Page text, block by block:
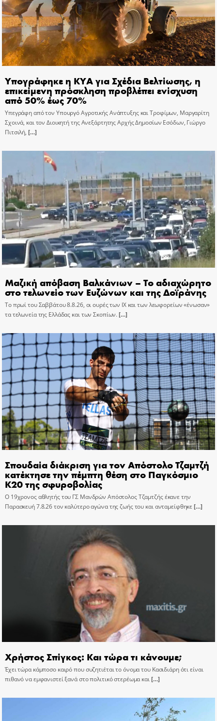
Υπογράφηκε η ΚΥΑ για Σχέδια Βελτίωσης, η
επικείμενη πρόσκληση προβλέπει ενίσχυση
από 50% έως 70%
Υπεγράφη από τον Υπουργό Αγροτικής Ανάπτυξης και Τροφίμων, Μαργαρίτη
Σχοινά, και τον Διοικητή της Ανεξάρτητης Αρχής Δημοσίων Εσόδων, Γιώργο
Πιτσιλή, […]
Μαζική απόβαση Βαλκάνιων – Το αδιαχώρητο
στο τελωνείο των Ευζώνων και της Δοϊράνης
Το πρωί του Σαββάτου 8.8.26, οι ουρές των ΙΧ και των λεωφορείων «ένωσαν»
τα τελωνεία της Ελλάδας και των Σκοπίων.[…]
Σπουδαία διάκριση για τον Απόστολο Τζαμτζή
κατέκτησε την πέμπτη θέση στο Παγκόσμιο
Κ20 της σφυροβολίας
Ο 19χρονος αθλητής του ΓΣ Μανδρών Απόστολος Τζαμτζής έκανε την
Παρασκευή 7.8.26 τον καλύτερο αγώνα της ζωής του και ανταμείφθηκε[…]
Χρήστος Σπίγκος: Και τώρα τι κάνουμε;
Έχει τώρα κάμποσο καιρό που συζητιέται το όνομα του Κασιδιάρη ότι είναι
πιθανό να εμφανιστεί ξανά στο πολιτικό στερέωμα και[…]